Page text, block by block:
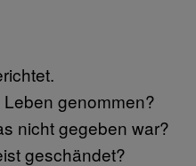
genommen?
nicht gegeben war?
geschändet?